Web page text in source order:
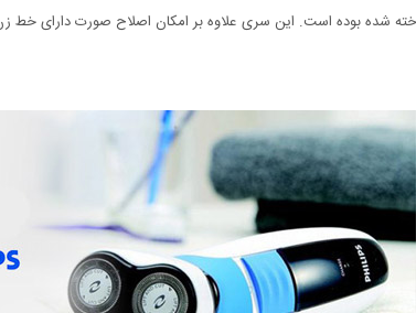
شده بوده است. این سری علاوه بر امکان اصلاح صورت دارای خط